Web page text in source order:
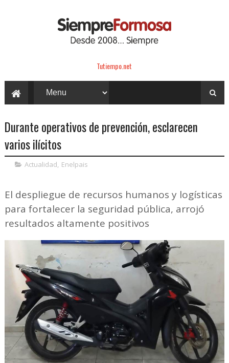
Tutiempo.net
Durante operativos de prevención, esclarecen
varios ilícitos
Actualidad Enelpais
El despliegue de recursos humanos y logísticas
para fortalecer la seguridad pública, arrojó
resultados altamente positivos